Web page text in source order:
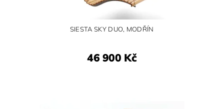
SIESTA SKY DUO, MODŘÍN
46 900 Kč